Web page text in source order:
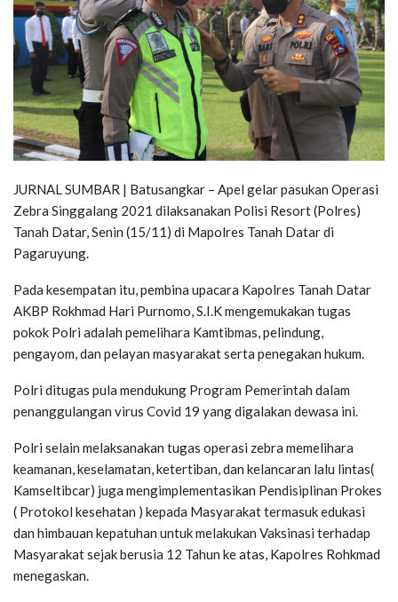
JURNAL SUMBAR | Batusangkar – Apel gelar pasukan Operasi
Zebra Singgalang 2021 dilaksanakan Polisi Resort (Polres)
Tanah Datar, Senin (15/11) di Mapolres Tanah Datar di
Pagaruyung.
Pada kesempatan itu, pembina upacara Kapolres Tanah Datar
AKBP Rokhmad Hari Purnomo, S.I.K mengemukakan tugas
pokok Polri adalah pemelihara Kamtibmas, pelindung,
pengayom, dan pelayan masyarakat serta penegakan hukum.
Polri ditugas pula mendukung Program Pemerintah dalam
penanggulangan virus Covid 19 yang digalakan dewasa ini.
Polri selain melaksanakan tugas operasi zebra memelihara
keamanan, keselamatan, ketertiban, dan kelancaran lalu lintas(
Kamseltibcar) juga mengimplementasikan Pendisiplinan Prokes
( Protokol kesehatan ) kepada Masyarakat termasuk edukasi
dan himbauan kepatuhan untuk melakukan Vaksinasi terhadap
Masyarakat sejak berusia 12 Tahun ke atas, Kapolres Rohkmad
menegaskan.